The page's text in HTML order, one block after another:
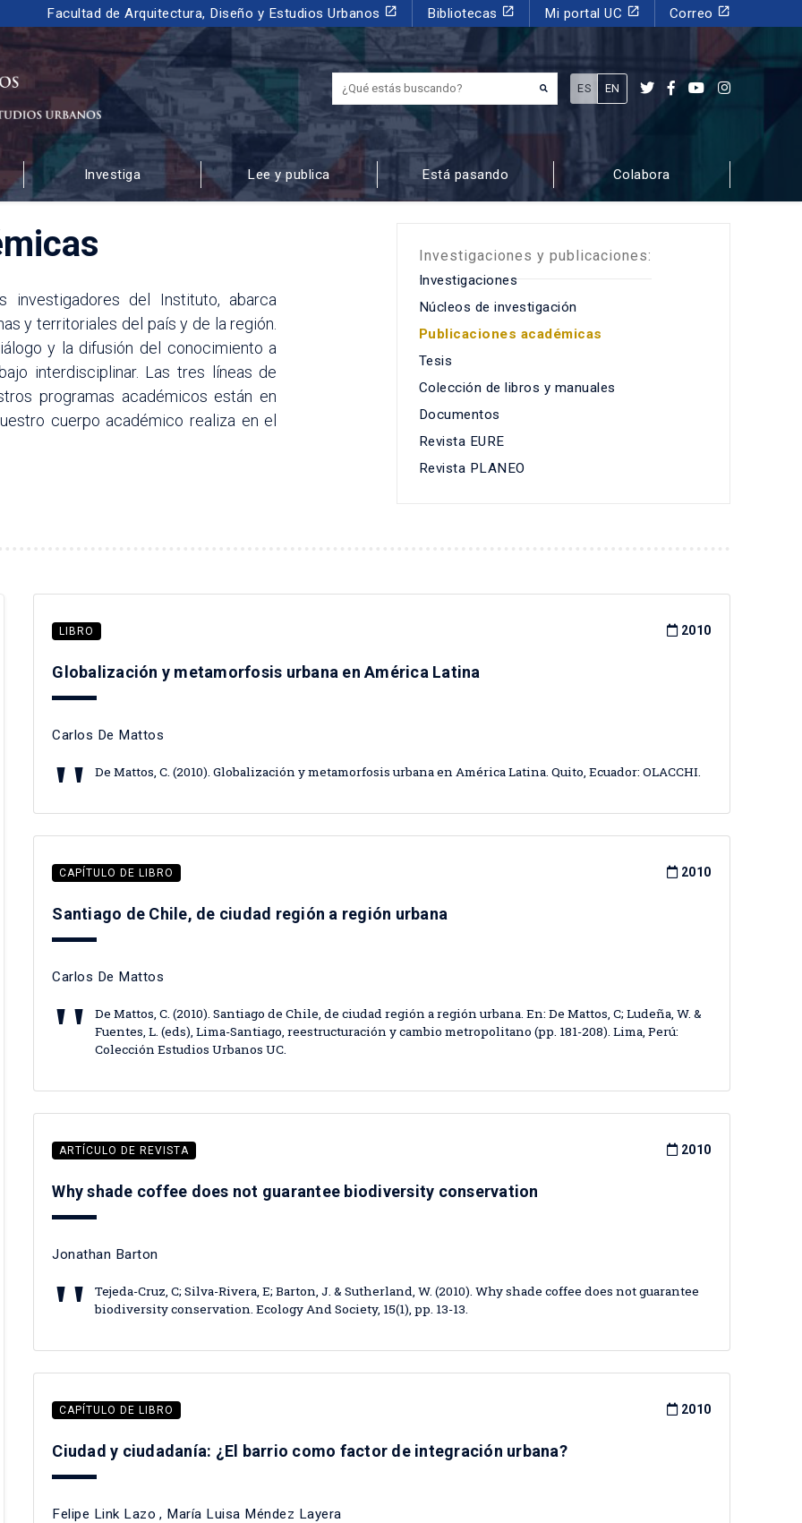
Facultad de Arquitectura, Diseño y Estudios Urbanos launch Bibliotecas launch Mi portal UC launch Correo launch
¿Qué estás buscando?
ES EN
Investiga Lee y publica Está pasando Colabora
del Instituto, abarca
y territoriales del país y de la región.
y la difusión del conocimiento a
interdisciplinar. Las tres líneas de
programas académicos están en
cuerpo académico realiza en el
Investigaciones y publicaciones:
Investigaciones
Núcleos de investigación
Publicaciones académicas
Tesis
Colección de libros y manuales
Documentos
Revista EURE
Revista PLANEO
LIBRO 2010
Globalización y metamorfosis urbana en América Latina
Carlos De Mattos
De Mattos, C. (2010). Globalización y metamorfosis urbana en América Latina. Quito, Ecuador: OLACCHI.
CAPÍTULO DE LIBRO 2010
Santiago de Chile, de ciudad región a región urbana
Carlos De Mattos
De Mattos, C. (2010). Santiago de Chile, de ciudad región a región urbana. En: De Mattos, C; Ludeña, W. &
Fuentes, L. (eds), Lima-Santiago, reestructuración y cambio metropolitano (pp. 181-208). Lima, Perú:
Colección Estudios Urbanos UC.
ARTÍCULO DE REVISTA 2010
Why shade coffee does not guarantee biodiversity conservation
Jonathan Barton
Tejeda-Cruz, C; Silva-Rivera, E; Barton, J. & Sutherland, W. (2010). Why shade coffee does not guarantee
biodiversity conservation. Ecology And Society, 15(1), pp. 13-13.
CAPÍTULO DE LIBRO 2010
Ciudad y ciudadanía: ¿El barrio como factor de integración urbana?
Felipe Link Lazo , María Luisa Méndez Layera